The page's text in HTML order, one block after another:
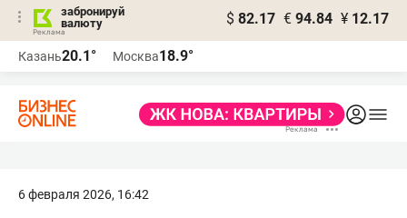
забронируй
валюту
$ 82.17 € 94.84 ¥ 12.17
Казань20.1° Москва18.9°
6 февраля 2026, 16:42